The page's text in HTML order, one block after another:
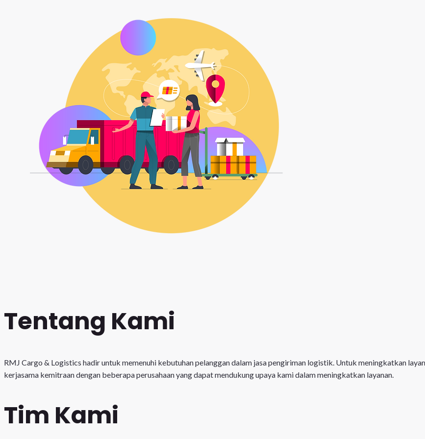
Tentang Kami
RMJ Cargo & Logistics hadir untuk memenuhi kebutuhan pelanggan dalam jasa pengiriman logistik. Untuk meningkatkan
kerjasama kemitraan dengan beberapa perusahaan yang dapat mendukung upaya kami dalam meningkatkan layanan.
Tim Kami